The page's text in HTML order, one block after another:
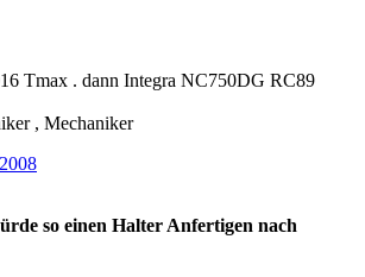
Tmax . dann Integra NC750DG RC89
, Mechaniker
so einen Halter Anfertigen nach